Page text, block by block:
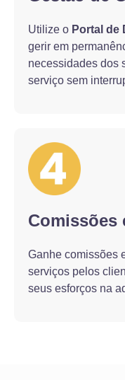
Utilize o Portal de
gerir em
necessidades dos
serviço sem
Comissões
Ganhe comissões
serviços pelos
seus esforços na